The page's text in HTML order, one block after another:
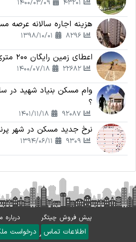
هزینه اجاره سالانه عرصه
اعطای زمین رایگان 200 متری
؟
نرخ جدید مسکن در شهر
پیش فروش چیتگر درباره
کمیسیون املاک
اطلاعات تماس درخواست